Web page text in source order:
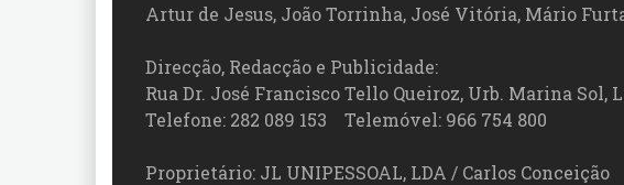
Artur de Jesus, João Torrinha, José Vitória, Mário
Direcção, Redacção e Publicidade:
Rua Dr. José Francisco Tello Queiroz, Urb. Marina Sol,
Telefone: 282 089 153 Telemóvel: 966 754 800
Proprietário: JL UNIPESSOAL, LDA / Carlos Conceição